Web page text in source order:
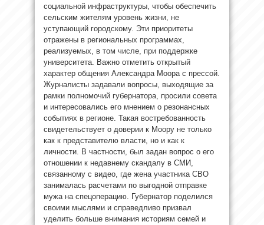
социальной инфраструктуры, чтобы обеспечить
сельским жителям уровень жизни, не
уступающий городскому. Эти приоритеты
отражены в региональных программах,
реализуемых, в том числе, при поддержке
университета. Важно отметить открытый
характер общения Александра Моора с прессой.
Журналисты задавали вопросы, выходящие за
рамки полномочий губернатора, просили совета
и интересовались его мнением о резонансных
событиях в регионе. Такая востребованность
свидетельствует о доверии к Моору не только
как к представителю власти, но и как к
личности. В частности, был задан вопрос о его
отношении к недавнему скандалу в СМИ,
связанному с видео, где жена участника СВО
занималась расчетами по выгодной отправке
мужа на спецоперацию. Губернатор поделился
своими мыслями и справедливо призвал
уделить больше внимания историям семей и